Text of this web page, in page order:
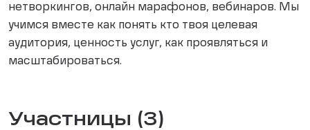
нетворкингов, онлайн марафонов, вебинаров. Мы
учимся вместе как понять кто твоя целевая
аудитория, ценность услуг, как проявляться и
масштабироваться.
Участницы (3)